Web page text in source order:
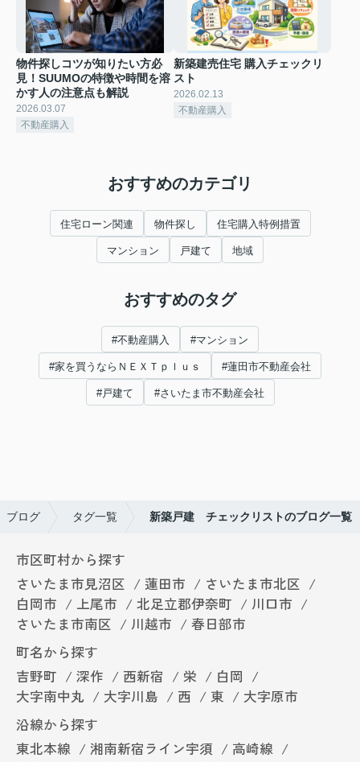
物件探しコツが知りたい方必
見！SUUMOの特徴や時間を溶
かす人の注意点も解説
2026.03.07
不動産購入
新築建売住宅 購入チェックリ
スト
2026.02.13
不動産購入
おすすめのカテゴリ
住宅ローン関連 物件探し 住宅購入特例措置
マンション 戸建て 地域
おすすめのタグ
#不動産購入 #マンション
#家を買うならＮＥＸＴｐｌｕｓ #蓮田市不動産会社
#戸建て #さいたま市不動産会社
ブログ タグ一覧 新築戸建 チェックリストのブログ一覧
市区町村から探す
さいたま市見沼区
蓮田市
さいたま市北区
白岡市
上尾市 北足立郡伊奈町
川口市
さいたま市南区
川越市
春日部市
町名から探す
吉野町
深作 西新宿 栄
白岡
大字南中丸
大字川島 西 東
大字原市
沿線から探す
東北本線
湘南新宿ライン宇須
高崎線